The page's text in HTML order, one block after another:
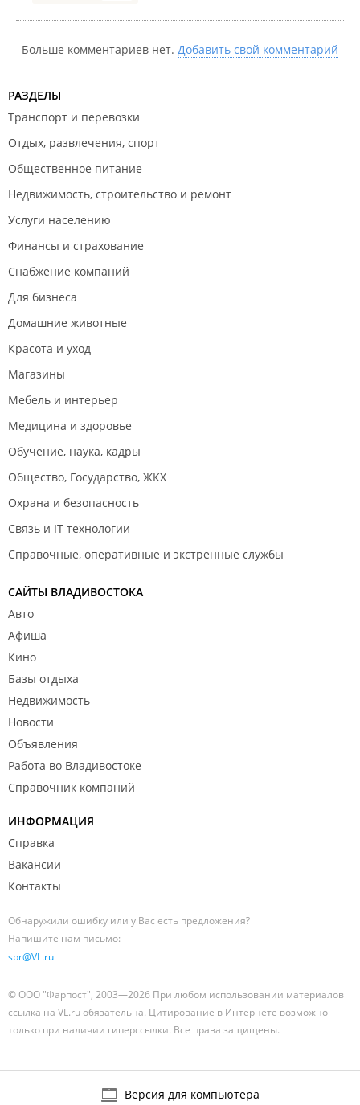
Больше комментариев нет. Добавить свой комментарий
РАЗДЕЛЫ
Транспорт и перевозки
Отдых, развлечения, спорт
Общественное питание
Недвижимость, строительство и ремонт
Услуги населению
Финансы и страхование
Снабжение компаний
Для бизнеса
Домашние животные
Красота и уход
Магазины
Мебель и интерьер
Медицина и здоровье
Обучение, наука, кадры
Общество, Государство, ЖКХ
Охрана и безопасность
Связь и IT технологии
Справочные, оперативные и экстренные службы
САЙТЫ ВЛАДИВОСТОКА
Авто
Афиша
Кино
Базы отдыха
Недвижимость
Новости
Объявления
Работа во Владивостоке
Справочник компаний
ИНФОРМАЦИЯ
Справка
Вакансии
Контакты
Обнаружили ошибку или у Вас есть предложения?
Напишите нам письмо:
spr@VL.ru
© ООО "Фарпост", 2003—2026 При любом использовании материалов
ссылка на VL.ru обязательна. Цитирование в Интернете возможно
только при наличии гиперссылки. Все права защищены.
Версия для компьютера